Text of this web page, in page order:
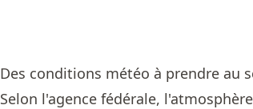
Des conditions météo à prendre au
Selon l'agence fédérale,